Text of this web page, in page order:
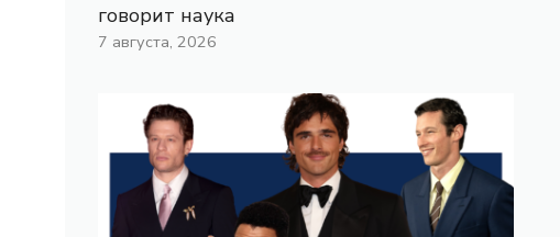
говорит наука
7 августа, 2026